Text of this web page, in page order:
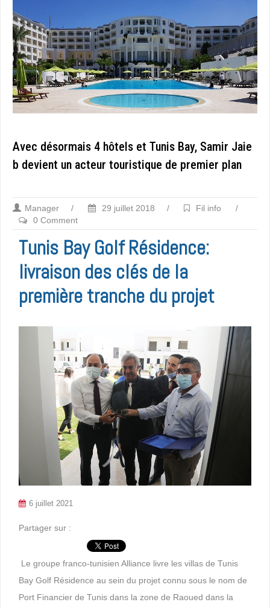
Avec désormais 4 hôtels et Tunis Bay, Samir Jaie
b devient un acteur touristique de premier plan
Manager / 29 juillet 2018 / Fil info
/
0 Comment
Tunis Bay Golf Résidence:
livraison des clés de la
première tranche du projet
6 juillet 2021
Partager sur :
Le groupe franco-tunisien Alliance livre les villas de Tunis
Bay Golf Résidence au sein du projet connu sous le nom de
Port Financier de Tunis dans la zone de Raoued dans la